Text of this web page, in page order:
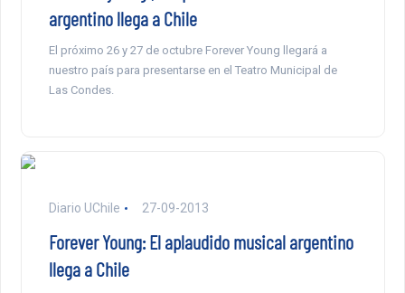
argentino llega a Chile
El próximo 26 y 27 de octubre Forever Young llegará a
nuestro país para presentarse en el Teatro Municipal de
Las Condes.
Diario UChile 27-09-2013
Forever Young: El aplaudido musical argentino
llega a Chile